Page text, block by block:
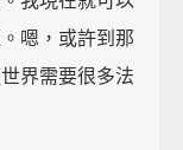
嗯，或許到那
界需要很多法